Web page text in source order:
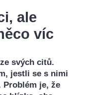
ale
víc
svých citů.
jestli se s nimi
Problém je, že